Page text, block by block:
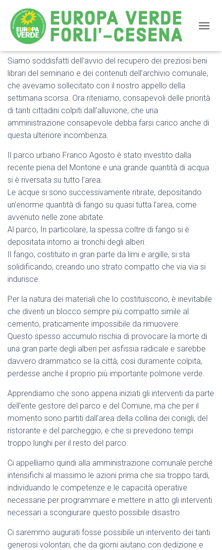
Salviamo anche il parco urbano
Siamo soddisfatti dell’avvio del recupero dei preziosi beni
librari del seminario e dei contenuti dell’archivio comunale,
che avevamo sollecitato con il nostro appello della
settimana scorsa. Ora riteniamo, consapevoli delle priorità
di tanti cittadini colpiti dall’alluvione, che una
amministrazione consapevole debba farsi carico anche di
questa ulteriore incombenza.
Il parco urbano Franco Agosto è stato investito dalla
recente piena del Montone e una grande quantità di acqua
si è riversata su tutto l’area.
Le acque si sono successivamente ritirate, depositando
un’enorme quantità di fango su quasi tutta l’area, come
avvenuto nelle zone abitate.
Al parco, In particolare, la spessa coltre di fango si è
depositata intorno ai tronchi degli alberi.
Il fango, costituito in gran parte da limi e argille, si sta
solidificando, creando uno strato compatto che via via si
indurisce.
Per la natura dei materiali che lo costituiscono, è inevitabile
che diventi un blocco sempre più compatto simile al
cemento, praticamente impossibile da rimuovere.
Questo spesso accumulo rischia di provocare la morte di
una gran parte degli alberi per asfissia radicale e sarebbe
davvero drammatico se la città, così duramente colpita,
perdesse anche il proprio più importante polmone verde.
Apprendiamo che sono appena iniziati gli interventi da parte
dell’ente gestore del parco e del Comune, ma che per il
momento sono partiti dall’area della collina dei conigli, del
ristorante e del parcheggio, e che si prevedono tempi
troppo lunghi per il resto del parco.
Ci appelliamo quindi alla amministrazione comunale perché
intensifichi al massimo le azioni prima che sia troppo tardi,
individuando le competenze e le capacità operative
necessarie per programmare e mettere in atto gli interventi
necessari a scongiurare questo possibile disastro.
Ci saremmo augurati fosse possibile un intervento dei tanti
generosi volontari, che da giorni aiutano con dedizione e